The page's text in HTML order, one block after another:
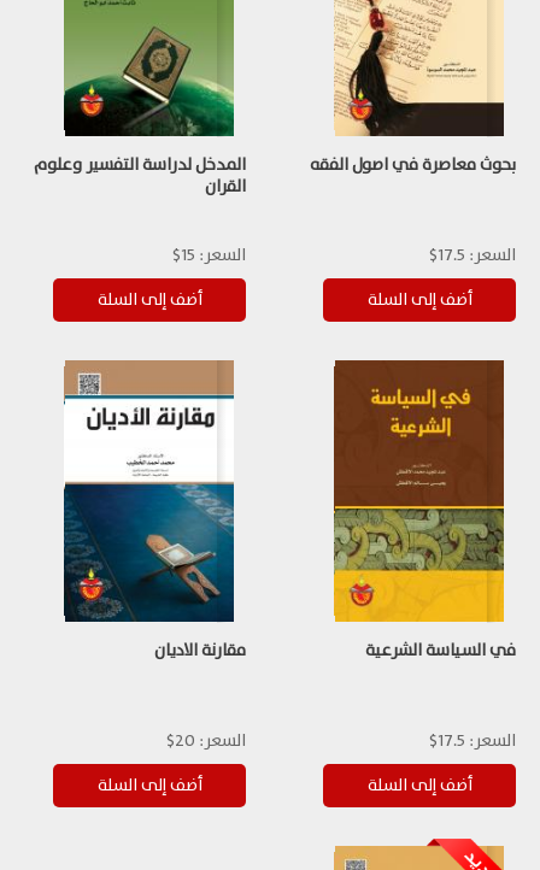
بحوث معاصرة في اصول الفقه
السعر: 17.5$
المدخل لدراسة التفسير وعلوم
القران
السعر: 15$
في السياسة الشرعية
السعر: 17.5$
مقارنة الاديان
السعر: 20$